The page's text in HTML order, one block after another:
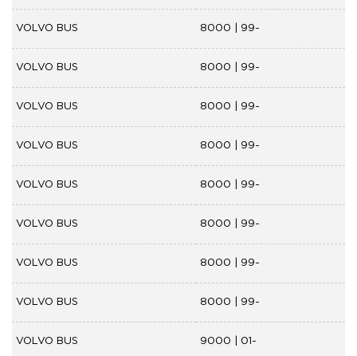
VOLVO BUS 8000 | 99-
VOLVO BUS 8000 | 99-
VOLVO BUS 8000 | 99-
VOLVO BUS 8000 | 99-
VOLVO BUS 8000 | 99-
VOLVO BUS 8000 | 99-
VOLVO BUS 8000 | 99-
VOLVO BUS 8000 | 99-
VOLVO BUS 9000 | 01-